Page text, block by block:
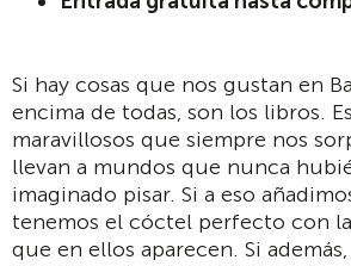
Si hay cosas que nos gustan en
encima de todas, son los libros.
maravillosos que siempre nos
llevan a mundos que nunca
imaginado pisar. Si a eso
tenemos el cóctel perfecto con
que en ellos aparecen. Si